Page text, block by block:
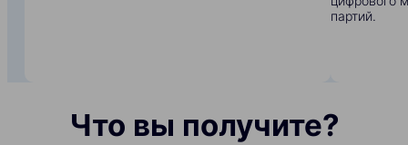
партий.
Что вы получите?